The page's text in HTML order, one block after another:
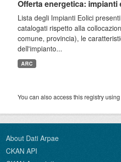
Offerta energetica: impianti
Lista degli Impianti Eolici
catalogati rispetto alla
comune, provincia), le
dell'impianto...
ARC
You can also access this registry
About Dati Arpae
CKAN API